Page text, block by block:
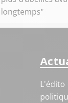
longtemps"
L'édito